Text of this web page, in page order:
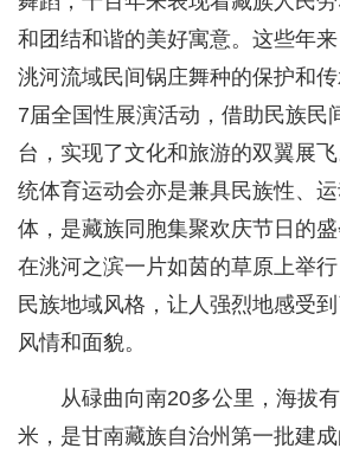
和团结和谐的美好寓意。这些年
洮河流域民间锅庄舞种的保护和
7届全国性展演活动，借助民族民
台，实现了文化和旅游的双翼展
统体育运动会亦是兼具民族性、
体，是藏族同胞集聚欢庆节日的
在洮河之滨一片如茵的草原上举
民族地域风格，让人强烈地感受
风情和面貌。
从碌曲向南20多公里，海拔
米，是甘南藏族自治州第一批建